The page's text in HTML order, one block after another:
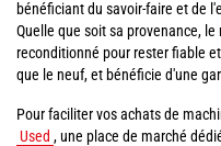
bénéficiant du savoir-faire et de
Quelle que soit sa provenance,
reconditionné pour rester fiable
que le neuf, et bénéficie d'une
Pour faciliter vos achats de
Used , une place de marché